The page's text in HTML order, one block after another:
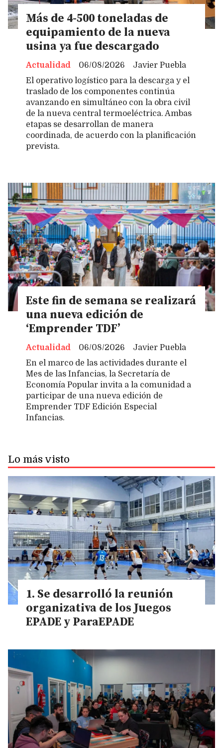
Más de 4-500 toneladas de
equipamiento de la nueva
usina ya fue descargado
Javier Puebla
Actualidad
06/08/2026
El operativo logístico para la descarga y el
traslado de los componentes continúa
avanzando en simultáneo con la obra civil
de la nueva central termoeléctrica. Ambas
etapas se desarrollan de manera
coordinada, de acuerdo con la planificación
prevista.
Este fin de semana se realizará
una nueva edición de
‘Emprender TDF’
Javier Puebla
Actualidad
06/08/2026
En el marco de las actividades durante el
Mes de las Infancias, la Secretaría de
Economía Popular invita a la comunidad a
participar de una nueva edición de
Emprender TDF Edición Especial
Infancias.
Lo más visto
Se desarrolló la reunión
organizativa de los Juegos
EPADE y ParaEPADE